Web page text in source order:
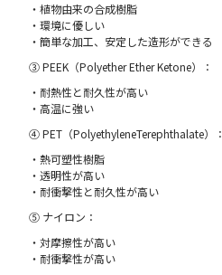
・植物由来の合成樹脂
・環境に優しい
・簡単な加工、安定した造形ができる
③ PEEK（Polyether Ether Ketone）：
・耐熱性と耐久性が高い
・高温に強い
④ PET（PolyethyleneTerephthalate）：
・熱可塑性樹脂
・透明性が高い
・耐衝撃性と耐久性が高い
⑤ ナイロン：
・対摩擦性が高い
・耐衝撃性が高い